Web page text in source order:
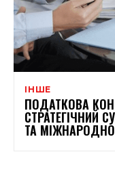
ІНШЕ
ПОДАТКОВА
СТРАТЕГІЧНИЙ
ТА